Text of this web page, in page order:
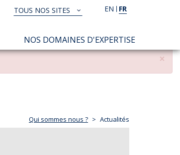
EN FR
TOUS
NOS
SITES
TOUS NOS SITES
Rechercher
NOS DOMAINES D'EXPERTISE
×
Qui sommes nous ? Actualités